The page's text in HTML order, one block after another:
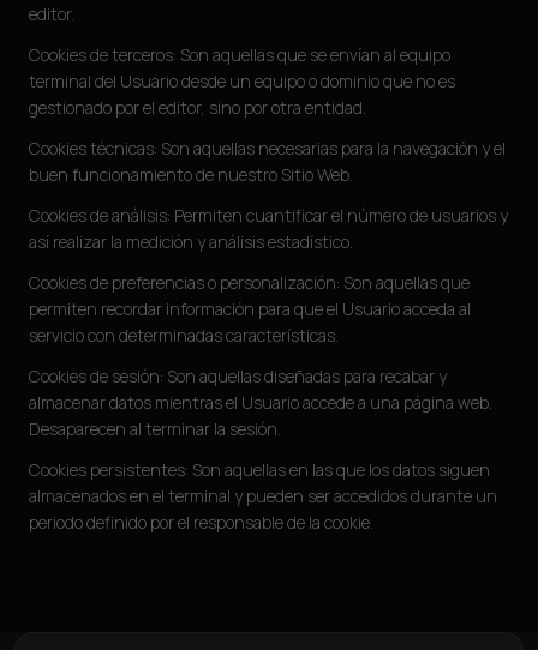
editor.
Cookies de terceros: Son aquellas que se envían al equipo
terminal del Usuario desde un equipo o dominio que no es
gestionado por el editor, sino por otra entidad.
Cookies técnicas: Son aquellas necesarias para la navegación y el
buen funcionamiento de nuestro Sitio Web.
Cookies de análisis: Permiten cuantificar el número de usuarios y
así realizar la medición y análisis estadístico.
Cookies de preferencias o personalización: Son aquellas que
permiten recordar información para que el Usuario acceda al
servicio con determinadas características.
Cookies de sesión: Son aquellas diseñadas para recabar y
almacenar datos mientras el Usuario accede a una página web.
Desaparecen al terminar la sesión.
Cookies persistentes: Son aquellas en las que los datos siguen
almacenados en el terminal y pueden ser accedidos durante un
periodo definido por el responsable de la cookie.